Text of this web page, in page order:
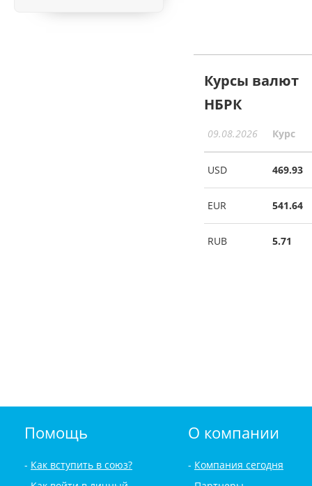
Курсы валют
НБРК
09.08.2026 Курс
USD 469.93
EUR 541.64
RUB 5.71
Помощь
Как вступить в союз?
О компании
Компания сегодня